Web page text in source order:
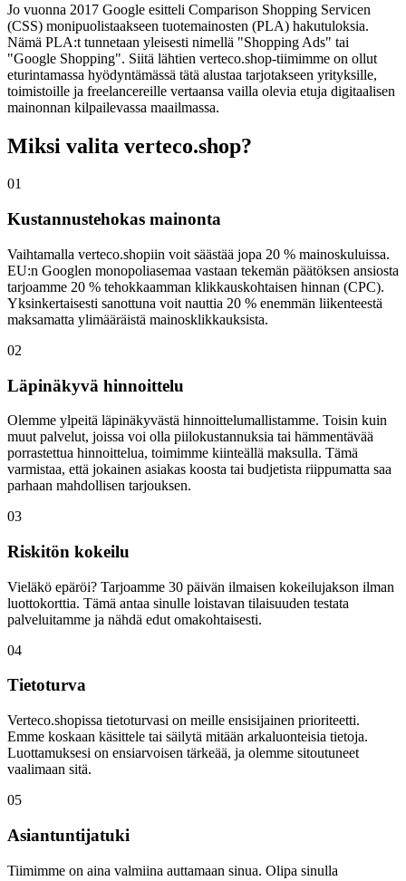
Jo vuonna 2017 Google esitteli Comparison Shopping Servicen
(CSS) monipuolistaakseen tuotemainosten (PLA) hakutuloksia.
Nämä PLA:t tunnetaan yleisesti nimellä "Shopping Ads" tai
"Google Shopping". Siitä lähtien verteco.shop-tiimimme on ollut
eturintamassa hyödyntämässä tätä alustaa tarjotakseen yrityksille,
toimistoille ja freelancereille vertaansa vailla olevia etuja digitaalisen
mainonnan kilpailevassa maailmassa.
Miksi valita verteco.shop?
01
Kustannustehokas mainonta
Vaihtamalla verteco.shopiin voit säästää jopa 20 % mainoskuluissa.
EU:n Googlen monopoliasemaa vastaan ​​tekemän päätöksen ansiosta
tarjoamme 20 % tehokkaamman klikkauskohtaisen hinnan (CPC).
Yksinkertaisesti sanottuna voit nauttia 20 % enemmän liikenteestä
maksamatta ylimääräistä mainosklikkauksista.
02
Läpinäkyvä hinnoittelu
Olemme ylpeitä läpinäkyvästä hinnoittelumallistamme. Toisin kuin
muut palvelut, joissa voi olla piilokustannuksia tai hämmentävää
porrastettua hinnoittelua, toimimme kiinteällä maksulla. Tämä
varmistaa, että jokainen asiakas koosta tai budjetista riippumatta saa
parhaan mahdollisen tarjouksen.
03
Riskitön kokeilu
Vieläkö epäröi? Tarjoamme 30 päivän ilmaisen kokeilujakson ilman
luottokorttia. Tämä antaa sinulle loistavan tilaisuuden testata
palveluitamme ja nähdä edut omakohtaisesti.
04
Tietoturva
Verteco.shopissa tietoturvasi on meille ensisijainen prioriteetti.
Emme koskaan käsittele tai säilytä mitään arkaluonteisia tietoja.
Luottamuksesi on ensiarvoisen tärkeää, ja olemme sitoutuneet
vaalimaan sitä.
05
Asiantuntijatuki
Tiimimme on aina valmiina auttamaan sinua. Olipa sinulla